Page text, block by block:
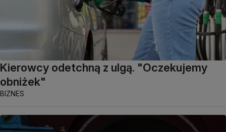
Kierowcy odetchną z ulgą. "Oczekujemy
obniżek"
BIZNES